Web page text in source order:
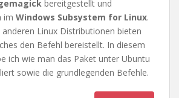
bereitgestellt und
im Windows Subsystem for Linux.
Linux Distributionen bieten
den Befehl bereistellt. In diesem
ich wie man das Paket unter Ubuntu
sowie die grundlegenden Befehle.